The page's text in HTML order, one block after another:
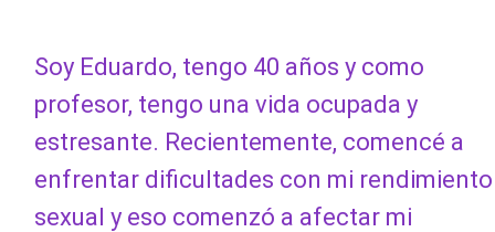
Soy Eduardo, tengo 40 años y como
profesor, tengo una vida ocupada y
estresante. Recientemente, comencé a
enfrentar dificultades con mi rendimiento
sexual y eso comenzó a afectar mi